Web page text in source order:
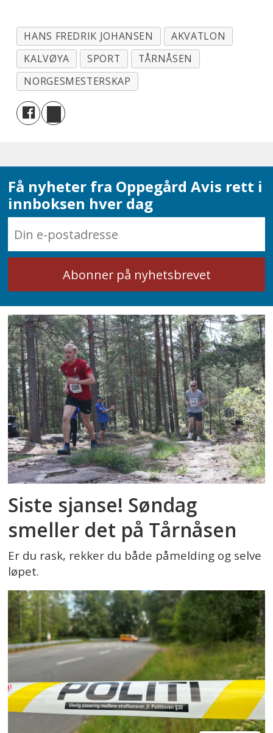
HANS FREDRIK JOHANSEN
AKVATLON
KALVØYA
SPORT
TÅRNÅSEN
NORGESMESTERSKAP
Få nyheter fra Oppegård Avis rett i
innboksen hver dag
Siste sjanse! Søndag
smeller det på Tårnåsen
Er du rask, rekker du både påmelding og selve
løpet.